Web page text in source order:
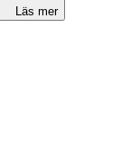
Läs mer